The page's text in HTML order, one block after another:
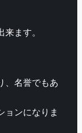
ます。
、名誉でもあ
ョンになりま